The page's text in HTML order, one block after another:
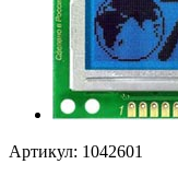
Артикул: 1042601